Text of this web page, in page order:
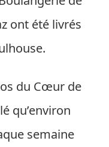
ont été livrés
du Cœur de
qu’environ
semaine